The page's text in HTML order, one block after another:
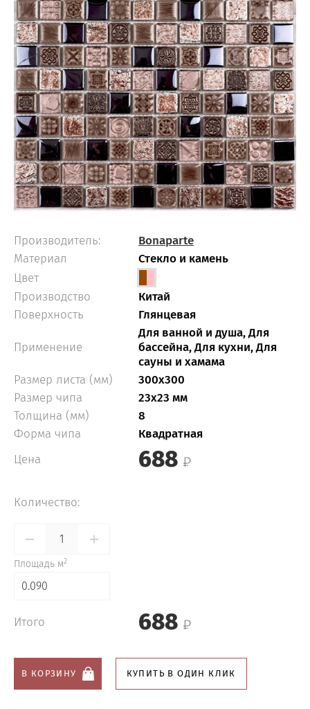
Производитель:
Bonaparte
Материал
Стекло и камень
Цвет
Производство
Китай
Поверхность
Глянцевая
Применение
Для ванной и душа, Для
бассейна, Для кухни, Для
сауны и хамама
Размер листа (мм)
300x300
Размер чипа
23x23 мм
Толщина (мм)
8
Форма чипа
Квадратная
Цена
688
Количество:
Площадь м2
0.090
Итого 688
В КОРЗИНУ КУПИТЬ В ОДИН КЛИК